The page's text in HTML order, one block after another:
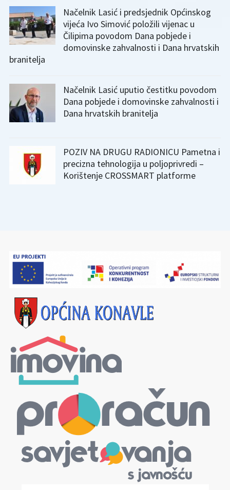
Načelnik Lasić i predsjednik Općinskog
vijeća Ivo Simović položili vijenac u
Čilipima povodom Dana pobjede i
domovinske zahvalnosti i Dana hrvatskih
branitelja
Načelnik Lasić uputio čestitku povodom
Dana pobjede i domovinske zahvalnosti i
Dana hrvatskih branitelja
POZIV NA DRUGU RADIONICU Pametna i
precizna tehnologija u poljoprivredi –
Korištenje CROSSMART platforme